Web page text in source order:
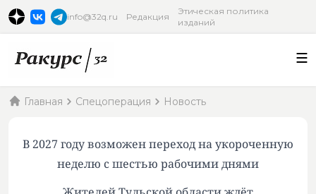
info@32q.ru Редакция
Этическая политика
изданий
Главная Спецоперация Новость
В 2027 году возможен переход на укороченную
неделю с шестью рабочими днями